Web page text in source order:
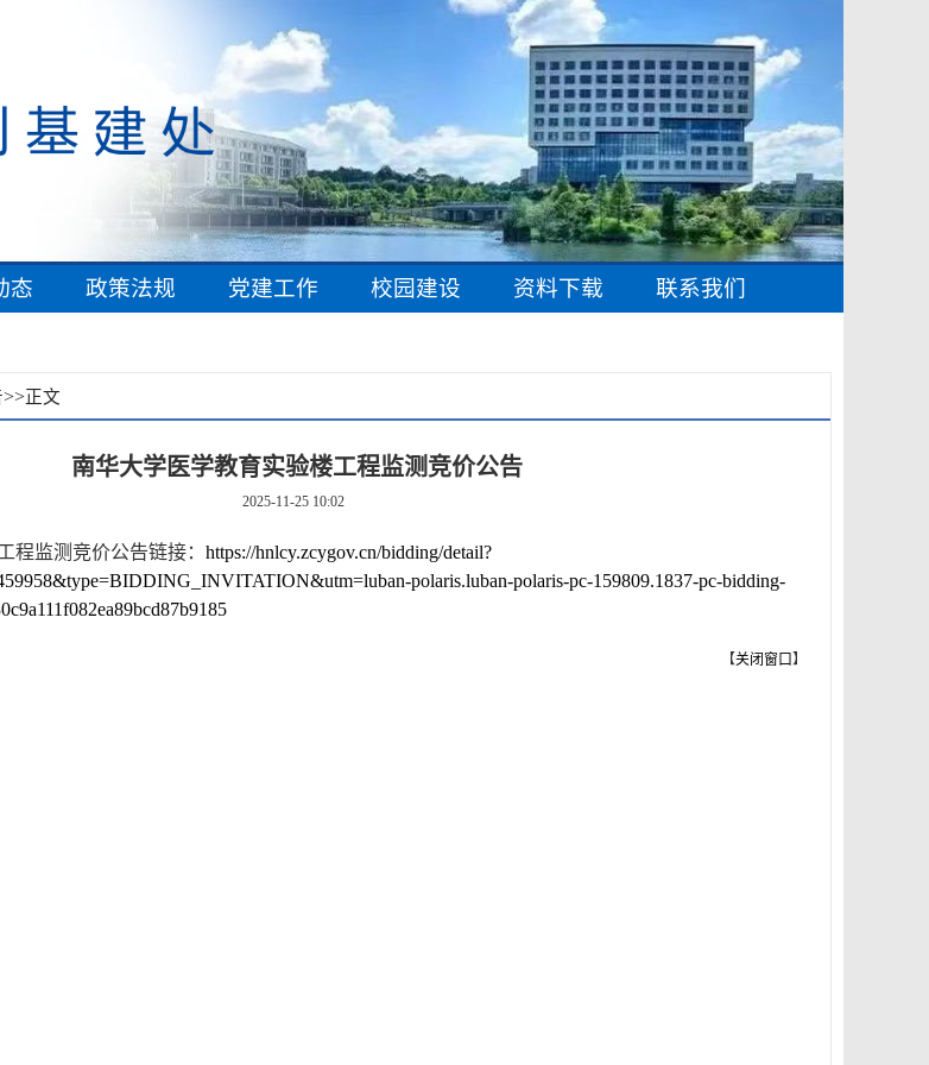
态 政策法规 党建工作 校园建设 资料下载 联系我们
>>正文
南华大学医学教育实验楼工程监测竞价公告
2025-11-25 10:02
程监测竞价公告链接： https://hnlcy.zcygov.cn/bidding/detail?
polaris.luban-polaris-pc-159809.1837-pc-bidding-
【关闭窗口】